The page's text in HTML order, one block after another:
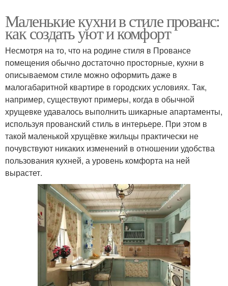
Маленькие кухни в стиле прованс:
как создать уют и комфорт
Несмотря на то, что на родине стиля в Провансе
помещения обычно достаточно просторные, кухни в
описываемом стиле можно оформить даже в
малогабаритной квартире в городских условиях. Так,
например, существуют примеры, когда в обычной
хрущевке удавалось выполнить шикарные апартаменты,
используя прованский стиль в интерьере. При этом в
такой маленькой хрущёвке жильцы практически не
почувствуют никаких изменений в отношении удобства
пользования кухней, а уровень комфорта на ней
вырастет.